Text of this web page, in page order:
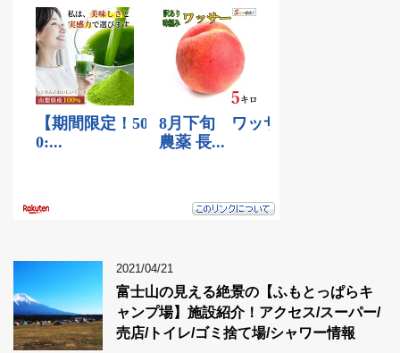
2021/04/21
富士山の見える絶景の【ふもとっぱらキ
ャンプ場】施設紹介！アクセス/スーパー/
売店/トイレ/ゴミ捨て場/シャワー情報